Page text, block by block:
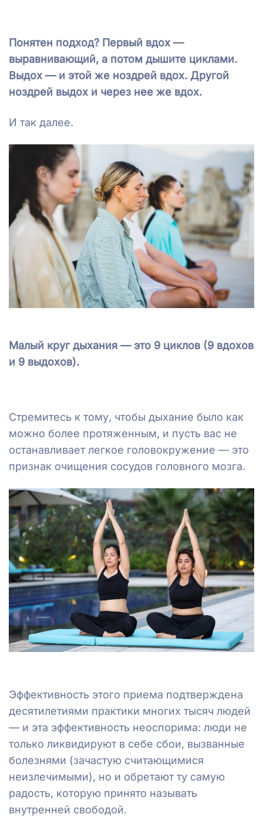
Понятен подход? Первый вдох —
выравнивающий, а потом дышите циклами.
Выдох — и этой же ноздрей вдох. Другой
ноздрей выдох и через нее же вдох.
И так далее.
Малый круг дыхания — это 9 циклов (9 вдохов
и 9 выдохов).
Стремитесь к тому, чтобы дыхание было как
можно более протяженным, и пусть вас не
останавливает легкое головокружение — это
признак очищения сосудов головного мозга.
Эффективность этого приема подтверждена
десятилетиями практики многих тысяч людей
— и эта эффективность неоспорима: люди не
только ликвидируют в себе сбои, вызванные
болезнями (зачастую считающимися
неизлечимыми), но и обретают ту самую
радость, которую принято называть
внутренней свободой.